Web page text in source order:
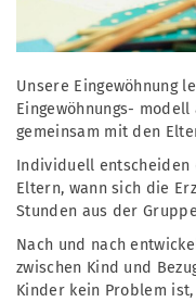
Unsere Eingewöhnung
Eingewöhnungs-
gemeinsam mit den
Individuell entscheiden
Eltern, wann sich die
Stunden aus der
Nach und nach
zwischen Kind und
Kinder kein Problem